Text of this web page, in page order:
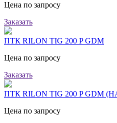
Цена по запросу
Заказать
ПТК RILON TIG 200 P GDM
Цена по запросу
Заказать
ПТК RILON TIG 200 P GDM
Цена по запросу